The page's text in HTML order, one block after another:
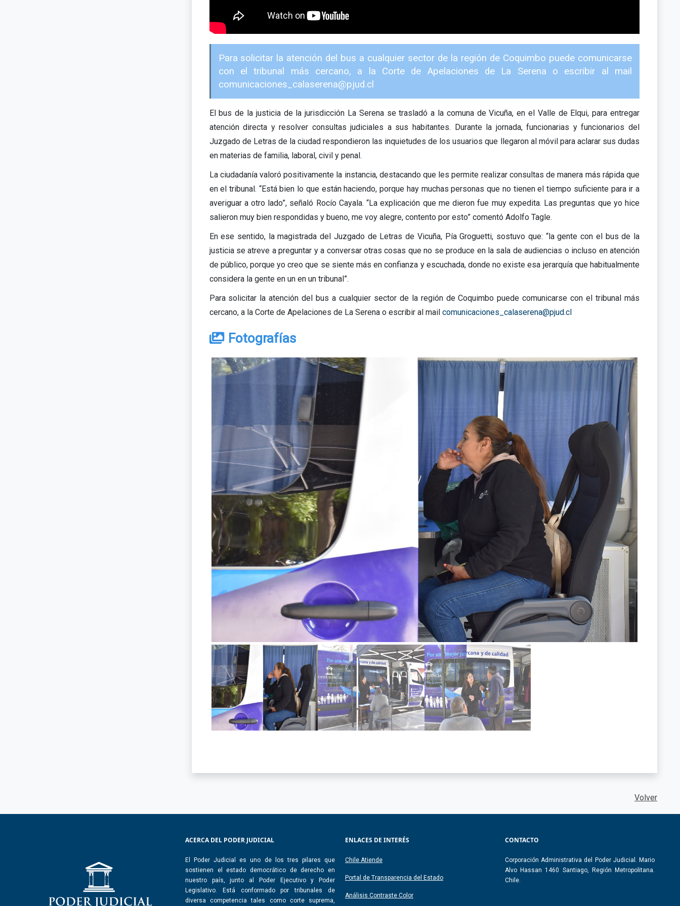
Para solicitar la atención del bus a cualquier sector de la región de Coquimbo puede comunicarse
con el tribunal más cercano, a la Corte de Apelaciones de La Serena o escribir al mail
comunicaciones_calaserena@pjud.cl
El bus de la justicia de la jurisdicción La Serena se trasladó a la comuna de Vicuña, en el Valle de Elqui, para entregar
atención directa y resolver consultas judiciales a sus habitantes. Durante la jornada, funcionarias y funcionarios del
Juzgado de Letras de la ciudad respondieron las inquietudes de los usuarios que llegaron al móvil para aclarar sus dudas
en materias de familia, laboral, civil y penal.
La ciudadanía valoró positivamente la instancia, destacando que les permite realizar consultas de manera más rápida que
en el tribunal. “Está bien lo que están haciendo, porque hay muchas personas que no tienen el tiempo suficiente para ir a
averiguar a otro lado”, señaló Rocío Cayala. “La explicación que me dieron fue muy expedita. Las preguntas que yo hice
salieron muy bien respondidas y bueno, me voy alegre, contento por esto” comentó Adolfo Tagle.
En ese sentido, la magistrada del Juzgado de Letras de Vicuña, Pía Groguetti, sostuvo que: “la gente con el bus de la
justicia se atreve a preguntar y a conversar otras cosas que no se produce en la sala de audiencias o incluso en atención
de público, porque yo creo que se siente más en confianza y escuchada, donde no existe esa jerarquía que habitualmente
considera la gente en un en un tribunal”.
Para solicitar la atención del bus a cualquier sector de la región de Coquimbo puede comunicarse con el tribunal más
cercano, a la Corte de Apelaciones de La Serena o escribir al mail comunicaciones_calaserena@pjud.cl
Fotografías
Volver
ACERCA DEL PODER JUDICIAL
El Poder Judicial es uno de los tres pilares que
sostienen el estado democrático de derecho en
nuestro país, junto al Poder Ejecutivo y Poder
Legislativo. Está conformado por tribunales de
diversa competencia tales como corte suprema,
ENLACES DE INTERÉS
Chile Atiende
Portal de Transparencia del Estado
Análisis Contraste Color
CONTACTO
Corporación Administrativa del Poder Judicial. Mario
Alvo Hassan 1460 Santiago, Región Metropolitana.
Chile.